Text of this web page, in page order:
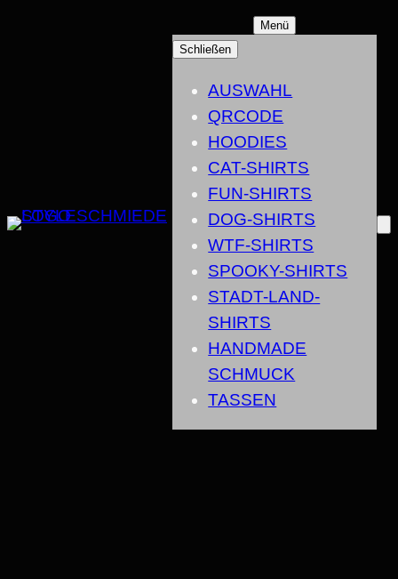
Menü
Schließen
AUSWAHL
QRCODE
HOODIES
CAT-SHIRTS
FUN-SHIRTS
DOG-SHIRTS
WTF-SHIRTS
SPOOKY-SHIRTS
STADT-LAND-
SHIRTS
HANDMADE
SCHMUCK
TASSEN